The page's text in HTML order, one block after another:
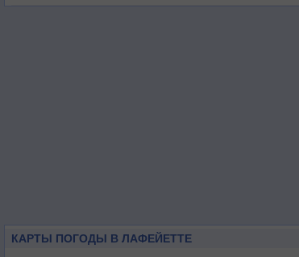
КАРТЫ ПОГОДЫ В ЛАФЕЙЕТТЕ